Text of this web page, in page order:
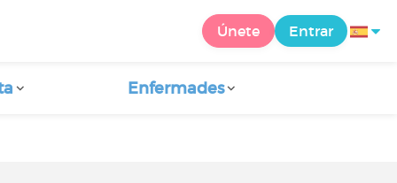
Únete Entrar
Enfermades